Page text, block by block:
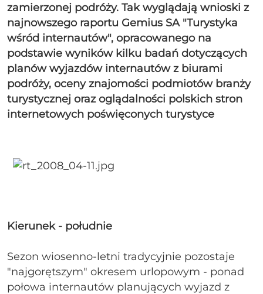
zamierzonej podróży. Tak wyglądają wnioski z
najnowszego raportu Gemius SA "Turystyka
wśród internautów", opracowanego na
podstawie wyników kilku badań dotyczących
planów wyjazdów internautów z biurami
podróży, oceny znajomości podmiotów branży
turystycznej oraz oglądalności polskich stron
internetowych poświęconych turystyce
Kierunek - południe
Sezon wiosenno-letni tradycyjnie pozostaje
"najgorętszym" okresem urlopowym - ponad
połowa internautów planujących wyjazd z